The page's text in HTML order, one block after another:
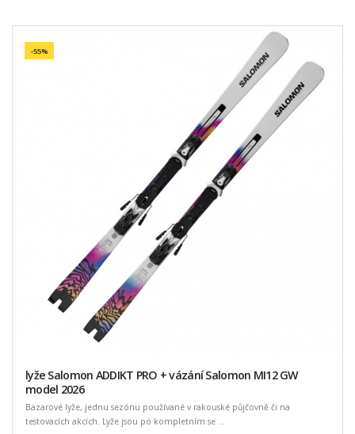
-55%
lyže Salomon ADDIKT PRO + vázání Salomon MI12 GW
model 2026
Bazarové lyže, jednu sezónu používané v rakouské půjčovně či na
testovacích akcích. Lyže jsou po kompletním se ...